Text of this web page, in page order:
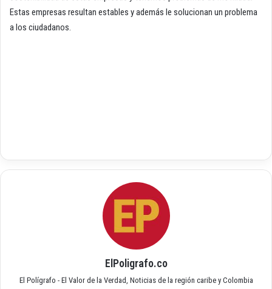
Estas empresas resultan estables y además le solucionan un problema
a los ciudadanos.
ElPoligrafo.co
El Polígrafo - El Valor de la Verdad, Noticias de la región caribe y Colombia